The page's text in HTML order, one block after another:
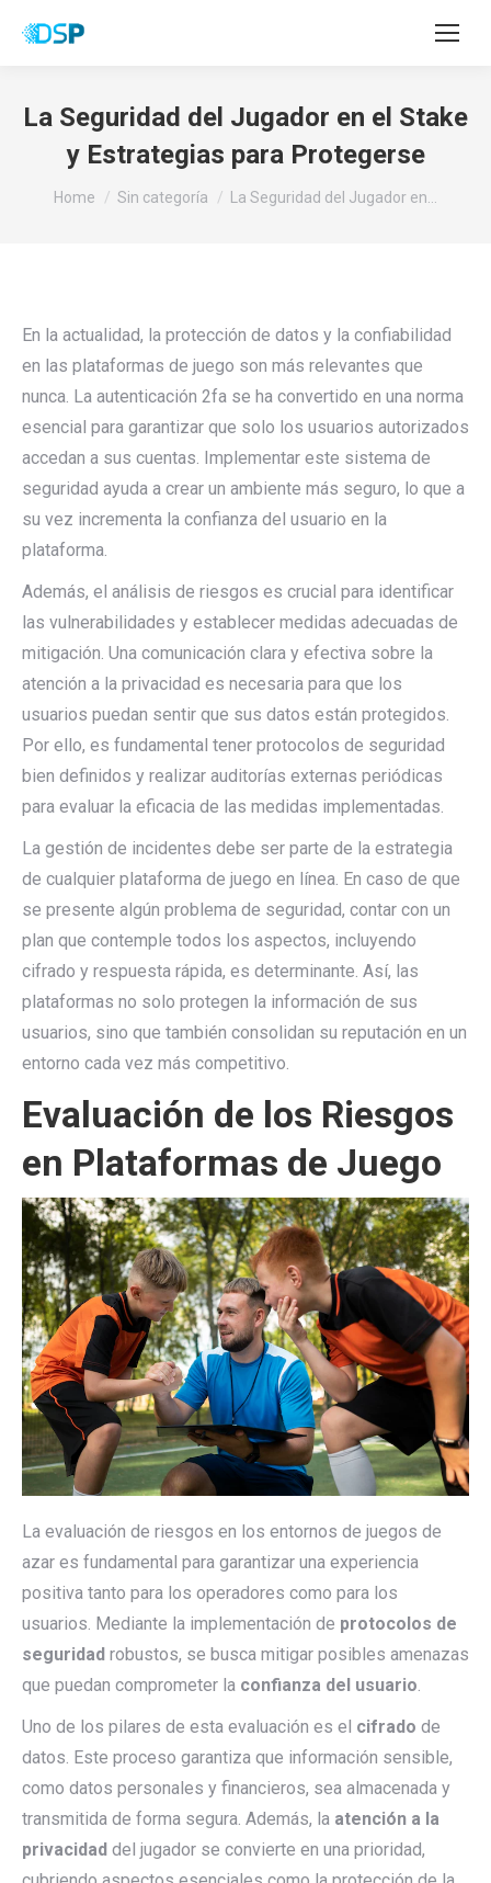
La Seguridad del Jugador en el Stake
y Estrategias para Protegerse
You are here:
Home Sin categoría La Seguridad del Jugador en…
En la actualidad, la protección de datos y la confiabilidad
en las plataformas de juego son más relevantes que
nunca. La autenticación 2fa se ha convertido en una norma
esencial para garantizar que solo los usuarios autorizados
accedan a sus cuentas. Implementar este sistema de
seguridad ayuda a crear un ambiente más seguro, lo que a
su vez incrementa la confianza del usuario en la
plataforma.
Además, el análisis de riesgos es crucial para identificar
las vulnerabilidades y establecer medidas adecuadas de
mitigación. Una comunicación clara y efectiva sobre la
atención a la privacidad es necesaria para que los
usuarios puedan sentir que sus datos están protegidos.
Por ello, es fundamental tener protocolos de seguridad
bien definidos y realizar auditorías externas periódicas
para evaluar la eficacia de las medidas implementadas.
La gestión de incidentes debe ser parte de la estrategia
de cualquier plataforma de juego en línea. En caso de que
se presente algún problema de seguridad, contar con un
plan que contemple todos los aspectos, incluyendo
cifrado y respuesta rápida, es determinante. Así, las
plataformas no solo protegen la información de sus
usuarios, sino que también consolidan su reputación en un
entorno cada vez más competitivo.
Evaluación de los Riesgos
en Plataformas de Juego
La evaluación de riesgos en los entornos de juegos de
azar es fundamental para garantizar una experiencia
positiva tanto para los operadores como para los
usuarios. Mediante la implementación de protocolos de
seguridad robustos, se busca mitigar posibles amenazas
que puedan comprometer la confianza del usuario.
Uno de los pilares de esta evaluación es el cifrado de
datos. Este proceso garantiza que información sensible,
como datos personales y financieros, sea almacenada y
transmitida de forma segura. Además, la atención a la
privacidad del jugador se convierte en una prioridad,